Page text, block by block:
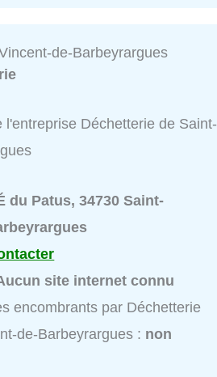
de-Barbeyrargues
l'entreprise Déchetterie de Saint-
du Patus, 34730 Saint-
site internet connu
encombrants par Déchetterie
de-Barbeyrargues : non